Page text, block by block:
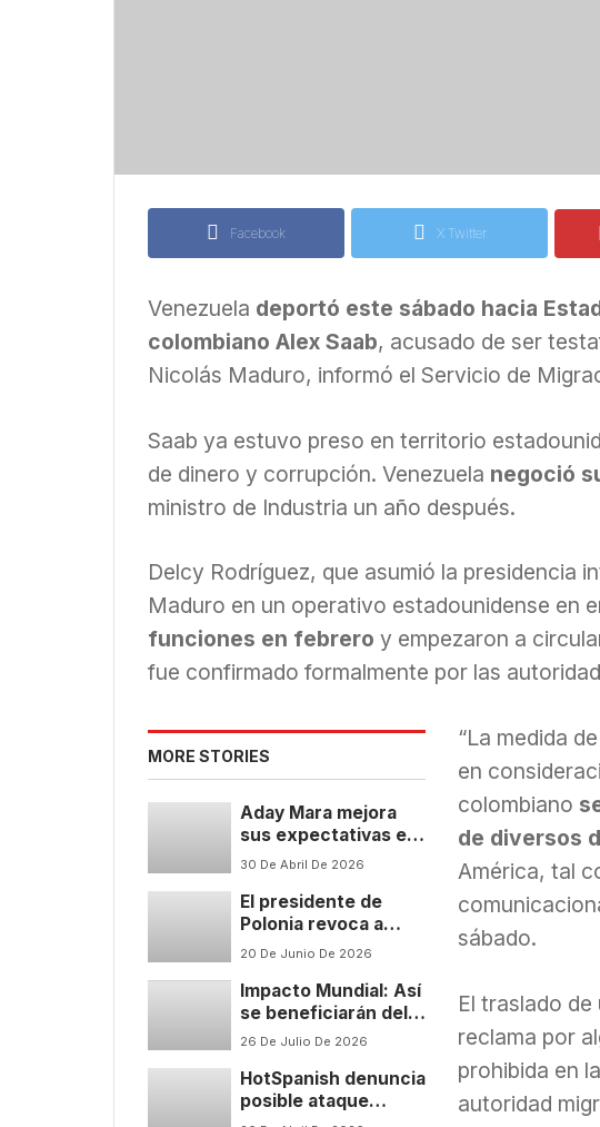
Facebook X Twitter
Venezuela deportó este sábado hacia
colombiano Alex Saab, acusado de ser
Nicolás Maduro, informó el Servicio de
Saab ya estuvo preso en territorio
de dinero y corrupción. Venezuela negoció
ministro de Industria un año después.
Delcy Rodríguez, que asumió la presidencia
Maduro en un operativo estadounidense en
funciones en febrero y empezaron a
fue confirmado formalmente por las
MORE STORIES
Aday Mara mejora
sus expectativas en
el draft a diez días
posiciones
30 De Abril De 2026
El presidente de
Polonia revoca a
Zelenski la Orden del
una herida histórica
20 De Junio De 2026
Impacto Mundial: Así
se beneficiarán del
título los jugadores,
del país
26 De Julio De 2026
HotSpanish denuncia
posible ataque
“La medida
en
colombiano
de diversos
América, tal
sábado.
El traslado
reclama por
prohibida en
autoridad